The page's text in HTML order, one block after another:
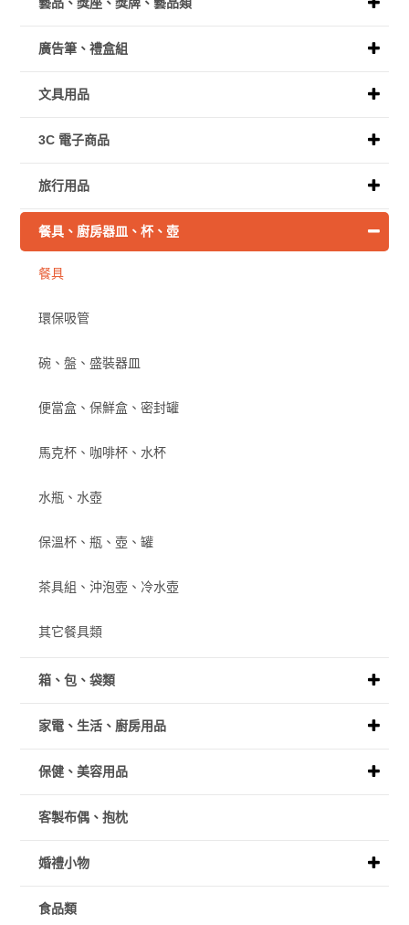
廣告筆、禮盒組
文具用品
3C 電子商品
旅行用品
餐具、廚房器皿、杯、壺
餐具
環保吸管
碗、盤、盛裝器皿
便當盒、保鮮盒、密封罐
馬克杯、咖啡杯、水杯
水瓶、水壺
保溫杯、瓶、壺、罐
茶具組、沖泡壺、冷水壺
其它餐具類
箱、包、袋類
家電、生活、廚房用品
保健、美容用品
客製布偶、抱枕
婚禮小物
食品類